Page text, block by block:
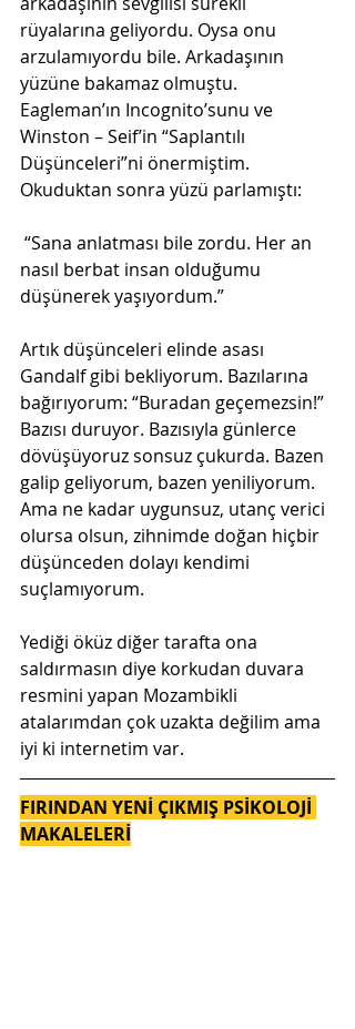
rüyalarına geliyordu. Oysa onu
arzulamıyordu bile. Arkadaşının
yüzüne bakamaz olmuştu.
Eagleman’ın Incognito’sunu ve
Winston – Seif’in “Saplantılı
Düşünceleri”ni önermiştim.
Okuduktan sonra yüzü parlamıştı:
nasıl berbat insan olduğumu
düşünerek yaşıyordum.”
Artık düşünceleri elinde asası
Gandalf gibi bekliyorum. Bazılarına
bağırıyorum: “Buradan geçemezsin!”
Bazısı duruyor. Bazısıyla günlerce
dövüşüyoruz sonsuz çukurda. Bazen
galip geliyorum, bazen yeniliyorum.
Ama ne kadar uygunsuz, utanç verici
olursa olsun, zihnimde doğan hiçbir
düşünceden dolayı kendimi
suçlamıyorum.
Yediği öküz diğer tarafta ona
saldırmasın diye korkudan duvara
resmini yapan Mozambikli
atalarımdan çok uzakta değilim ama
iyi ki internetim var.
FIRINDAN YENİ ÇIKMIŞ PSİKOLOJİ
MAKALELERİ